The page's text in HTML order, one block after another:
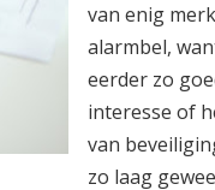
van enig
alarmbel,
eerder zo
interesse of
van
zo laag